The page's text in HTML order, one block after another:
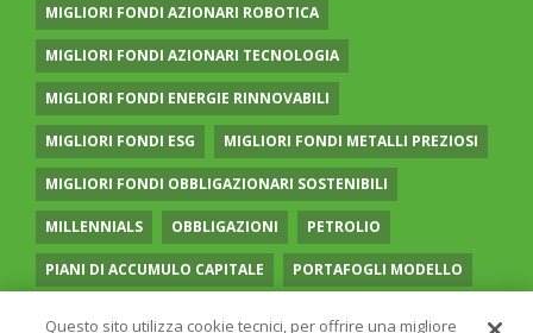
MIGLIORI FONDI AZIONARI ROBOTICA
MIGLIORI FONDI AZIONARI TECNOLOGIA
MIGLIORI FONDI ENERGIE RINNOVABILI
MIGLIORI FONDI ESG MIGLIORI FONDI METALLI PREZIOSI
MIGLIORI FONDI OBBLIGAZIONARI SOSTENIBILI
MILLENNIALS OBBLIGAZIONI PETROLIO
PIANI DI ACCUMULO CAPITALE PORTAFOGLI MODELLO
Questo sito utilizza cookie tecnici, per offrire una migliore